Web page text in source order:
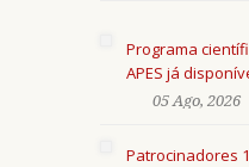
Programa
APES já
05 Ago, 2026
Patrocinadores